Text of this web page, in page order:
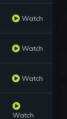
Watch
Watch
Watch
Watch